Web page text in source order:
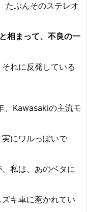
たぶんそのステレオ
相まって、不良の一
れに反発している
、Kawasakiの主流モ
にワルっぽいで
私は、あのベタに
キ車に惹かれてい